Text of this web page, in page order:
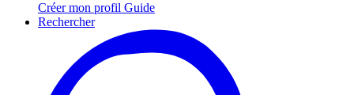
Créer mon profil Guide
Rechercher